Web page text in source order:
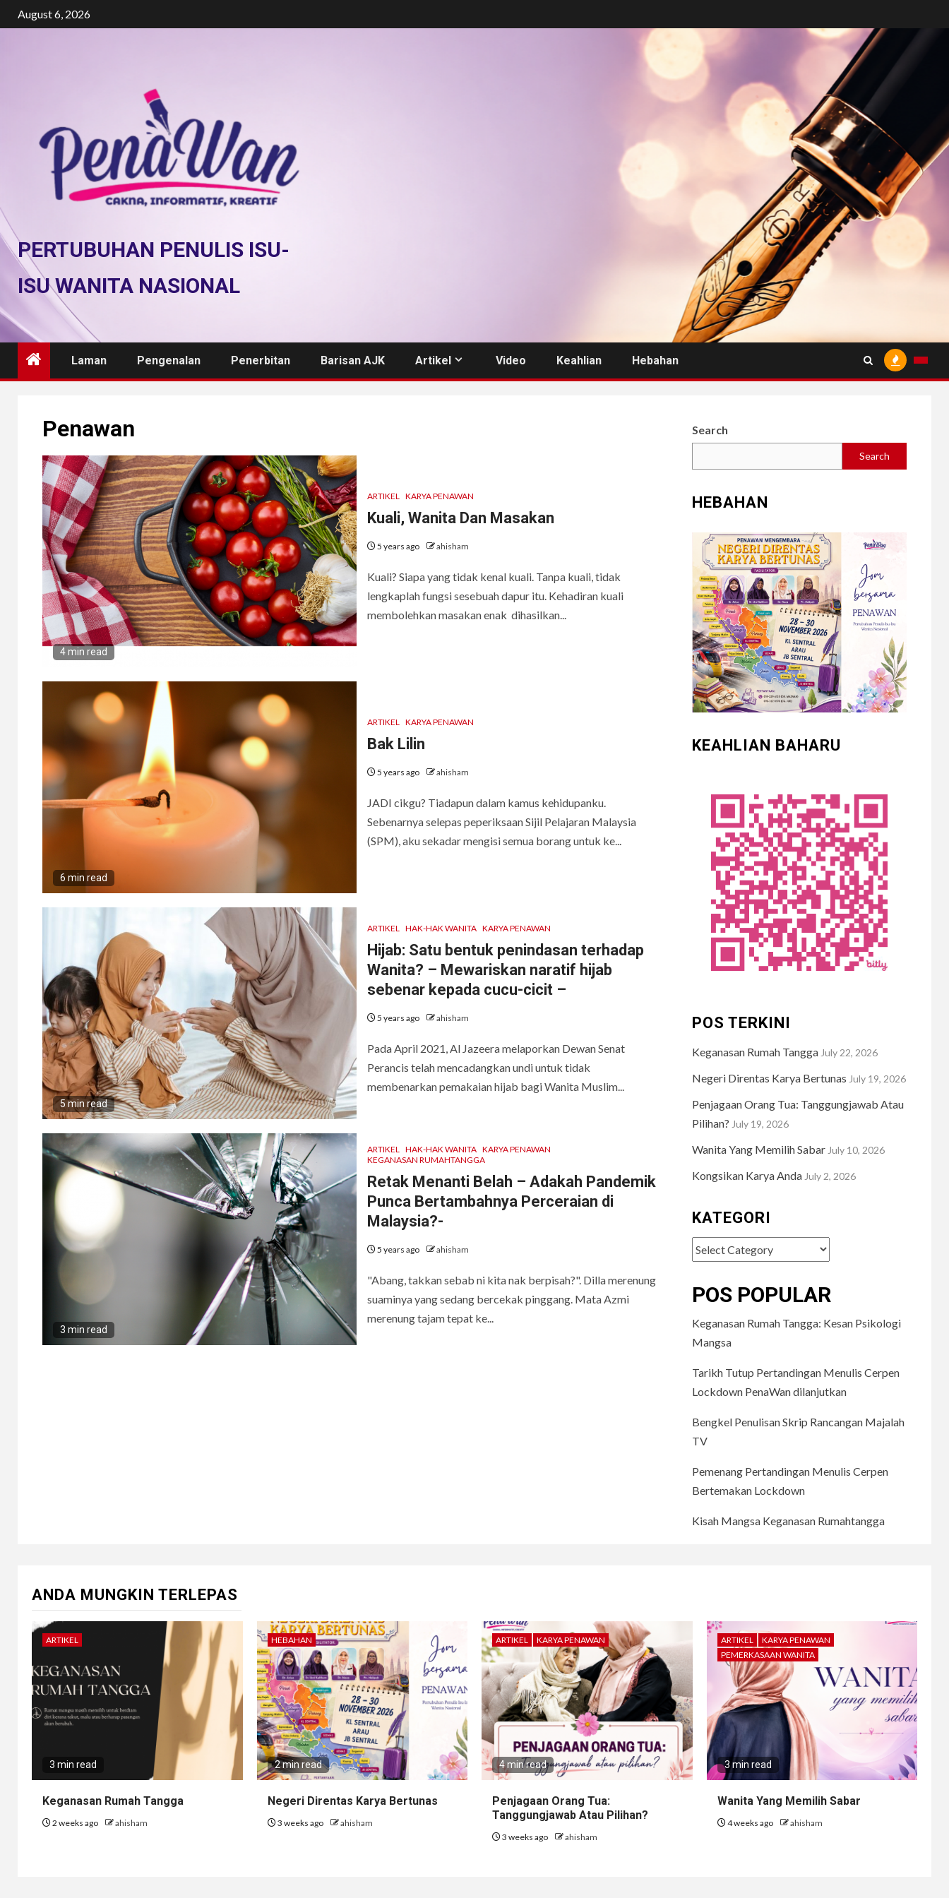
Skip
to
August 6, 2026
PERTUBUHAN PENULIS ISU-
ISU WANITA NASIONAL
Laman Pengenalan Penerbitan Barisan AJK Artikel Video Keahlian Hebahan
Penawan
4 min read
ARTIKEL KARYA PENAWAN
Kuali, Wanita Dan Masakan
5 years ago ahisham
Kuali? Siapa yang tidak kenal kuali. Tanpa kuali, tidak
lengkaplah fungsi sesebuah dapur itu. Kehadiran kuali
membolehkan masakan enak dihasilkan...
6 min read
ARTIKEL KARYA PENAWAN
Bak Lilin
5 years ago ahisham
JADI cikgu? Tiadapun dalam kamus kehidupanku.
Sebenarnya selepas peperiksaan Sijil Pelajaran Malaysia
(SPM), aku sekadar mengisi semua borang untuk ke...
5 min read
ARTIKEL HAK-HAK WANITA KARYA PENAWAN
Hijab: Satu bentuk penindasan terhadap
Wanita? – Mewariskan naratif hijab
sebenar kepada cucu-cicit –
5 years ago ahisham
Pada April 2021, Al Jazeera melaporkan Dewan Senat
Perancis telah mencadangkan undi untuk tidak
membenarkan pemakaian hijab bagi Wanita Muslim...
3 min read
ARTIKEL HAK-HAK WANITA KARYA PENAWAN
KEGANASAN RUMAHTANGGA
Retak Menanti Belah – Adakah Pandemik
Punca Bertambahnya Perceraian di
Malaysia?-
5 years ago ahisham
"Abang, takkan sebab ni kita nak berpisah?". Dilla merenung
suaminya yang sedang bercekak pinggang. Mata Azmi
merenung tajam tepat ke...
Search
Search
HEBAHAN
KEAHLIAN BAHARU
POS TERKINI
Keganasan Rumah Tangga July 22, 2026
Negeri Direntas Karya Bertunas July 19, 2026
Penjagaan Orang Tua: Tanggungjawab Atau
Pilihan? July 19, 2026
Wanita Yang Memilih Sabar July 10, 2026
Kongsikan Karya Anda July 2, 2026
KATEGORI
Kategori
POS POPULAR
Keganasan Rumah Tangga: Kesan Psikologi
Mangsa
Tarikh Tutup Pertandingan Menulis Cerpen
Lockdown PenaWan dilanjutkan
Bengkel Penulisan Skrip Rancangan Majalah
TV
Pemenang Pertandingan Menulis Cerpen
Bertemakan Lockdown
Kisah Mangsa Keganasan Rumahtangga
ANDA MUNGKIN TERLEPAS
ARTIKEL
3 min read
Keganasan Rumah Tangga
2 weeks ago ahisham
HEBAHAN
2 min read
Negeri Direntas Karya Bertunas
3 weeks ago ahisham
ARTIKEL KARYA PENAWAN
4 min read
Penjagaan Orang Tua:
Tanggungjawab Atau Pilihan?
3 weeks ago ahisham
ARTIKEL
KARYA PENAWAN
PEMERKASAAN WANITA
3 min read
Wanita Yang Memilih Sabar
4 weeks ago ahisham